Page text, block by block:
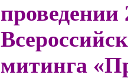
проведении
митинга